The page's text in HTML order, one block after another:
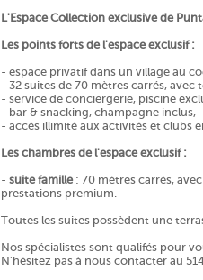
L'Espace Collection exclusive de
Les points forts de l'espace exclusif :
- espace privatif dans un village au
- 32 suites de 70 mètres carrés, avec
- service de conciergerie, piscine
- bar & snacking, champagne inclus,
- accès illimité aux activités et clubs
Les chambres de l'espace exclusif :
- suite famille: 70 mètres carrés,
prestations premium.
Toutes les suites possèdent une
Nos spécialistes sont qualifés pour
N'hésitez pas à nous contacter au